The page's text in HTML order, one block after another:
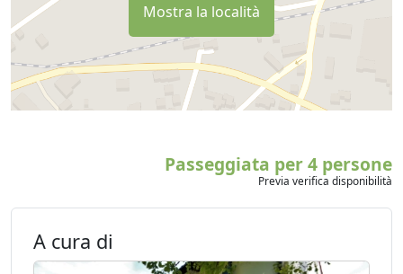
Mostra la località
Passeggiata per 4 persone
Previa verifica disponibilità
A cura di